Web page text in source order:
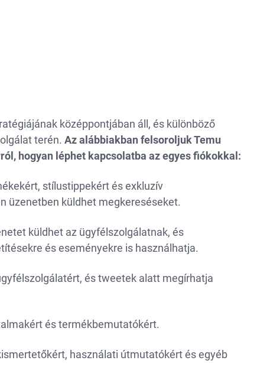
középpontjában áll, és különböző
terén. Az alábbiakban felsoroljuk Temu
hogyan léphet kapcsolatba az egyes fiókokkal:
stílustippekért és exkluzív
üzenetben küldhet megkereséseket.
küldhet az ügyfélszolgálatnak, és
és eseményekre is használhatja.
és tweetek alatt megírhatja
és termékbemutatókért.
használati útmutatókért és egyéb